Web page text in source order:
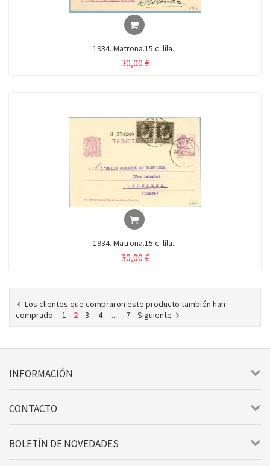
1934. Matrona.15 c. lila...
30,00 €
1934. Matrona.15 c. lila...
30,00 €
Los clientes que compraron este producto también han
comprado:
1 2 3 4 ... 7 Siguiente
INFORMACIÓN
CONTACTO
BOLETÍN DE NOVEDADES